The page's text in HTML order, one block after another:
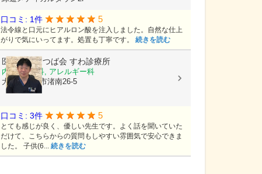
口コミ: 1件 5
法令線と口元にヒアルロン酸を注入しました。自然な仕上
がりで気にいってます。処置も丁寧です。 続きを読む
医療法人よつば会 すわ診療所
内科, 皮膚科, アレルギー科
大阪府枚方市渚南26-5
口コミ: 3件 5
とても感じが良く、優しい先生です。よく話を聞いていた
だけて、こちらからの質問もしやすい雰囲気で安心できま
した。 子供(6... 続きを読む